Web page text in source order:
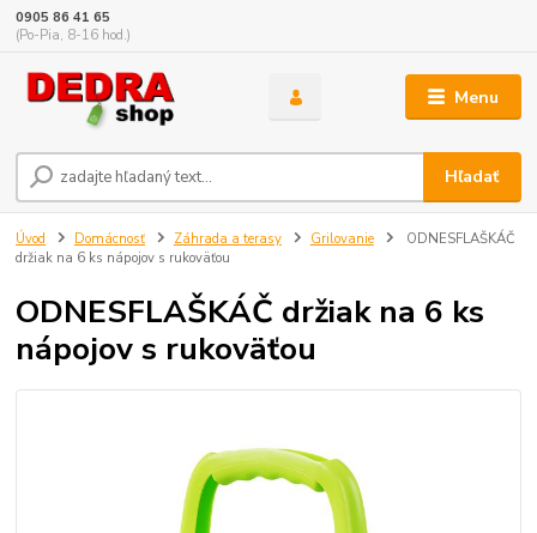
Menu
Hľadať
0905 86 41 65
(Po-Pia, 8-16 hod.)
Úvod Domácnosť Záhrada a terasy Grilovanie
ODNESFLAŠKÁČ
držiak na 6 ks nápojov s rukoväťou
ODNESFLAŠKÁČ držiak na 6 ks
nápojov s rukoväťou